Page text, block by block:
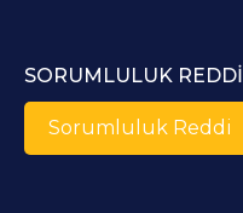
SORUMLULUK REDDI
Sorumluluk Reddi